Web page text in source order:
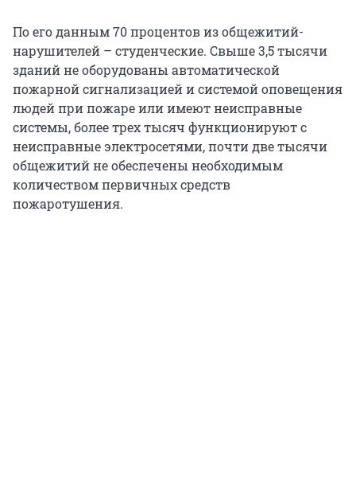
По его данным 70 процентов из общежитий-
нарушителей – студенческие. Свыше 3,5 тысячи
зданий не оборудованы автоматической
пожарной сигнализацией и системой оповещения
людей при пожаре или имеют неисправные
системы, более трех тысяч функционируют с
неисправные электросетями, почти две тысячи
общежитий не обеспечены необходимым
количеством первичных средств
пожаротушения.